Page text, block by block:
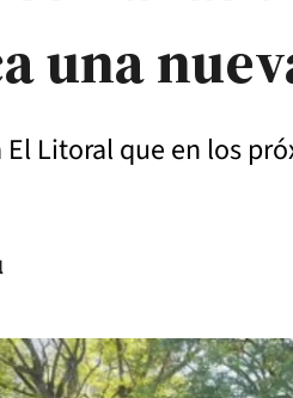
una
Litoral que en los